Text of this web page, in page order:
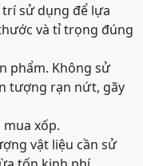
sử dụng để lựa
và tỉ trọng đúng
phẩm. Không sử
tượng rạn nứt, gãy
xốp.
vật liệu cần sử